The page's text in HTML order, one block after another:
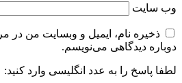
وب‌ سایت
ذخیره نام، ایمیل و وبسایت من در
دوباره دیدگاهی می‌نویسم.
لطفا پاسخ را به عدد انگلیسی وارد کنید: